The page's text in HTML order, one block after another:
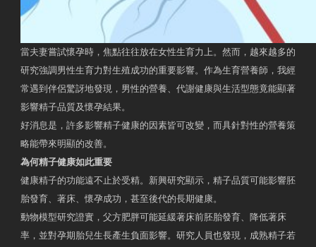
當夫妻嘗試懷孕時，焦點往往放在女性生育力上。然而，越來越多的
研究強調男性生育力對生殖成功的重要影響。作為生育營養師，我經
常遇到伴侶驚訝地發現，男性的營養、代謝健康與生活型態竟能顯著
影響精子品質及懷孕結果。
好消息是，許多影響精子健康的因素皆可改變，而具針對性的營養策
略能帶來明顯的改善。
為何精子健康如此重要
健康精子的功能遠不止於受精。新興研究顯示，精子品質可能影響胚
胎發育、著床、懷孕成功，甚至後代的長期健康。
動物模型研究證實，父方肥胖可能延緩著床前胚胎發育、降低著床
率，並對孕期胎兒生長產生負面影響。研究人員也發現，成熟精子若